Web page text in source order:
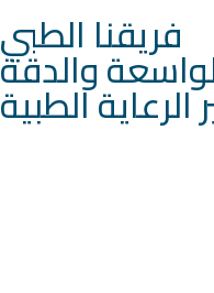
فريقنا الطبي
والدقة
الطبية